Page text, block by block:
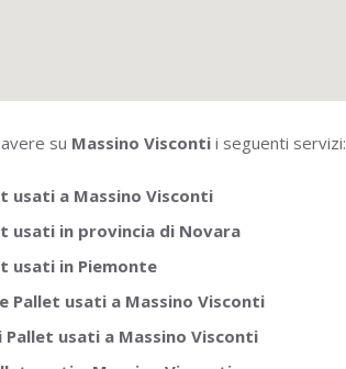
su Massino Visconti i seguenti servizi:
usati a Massino Visconti
usati in provincia di Novara
usati in Piemonte
Pallet usati a Massino Visconti
Pallet usati a Massino Visconti